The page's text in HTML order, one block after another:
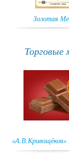
Золотая
Торговые